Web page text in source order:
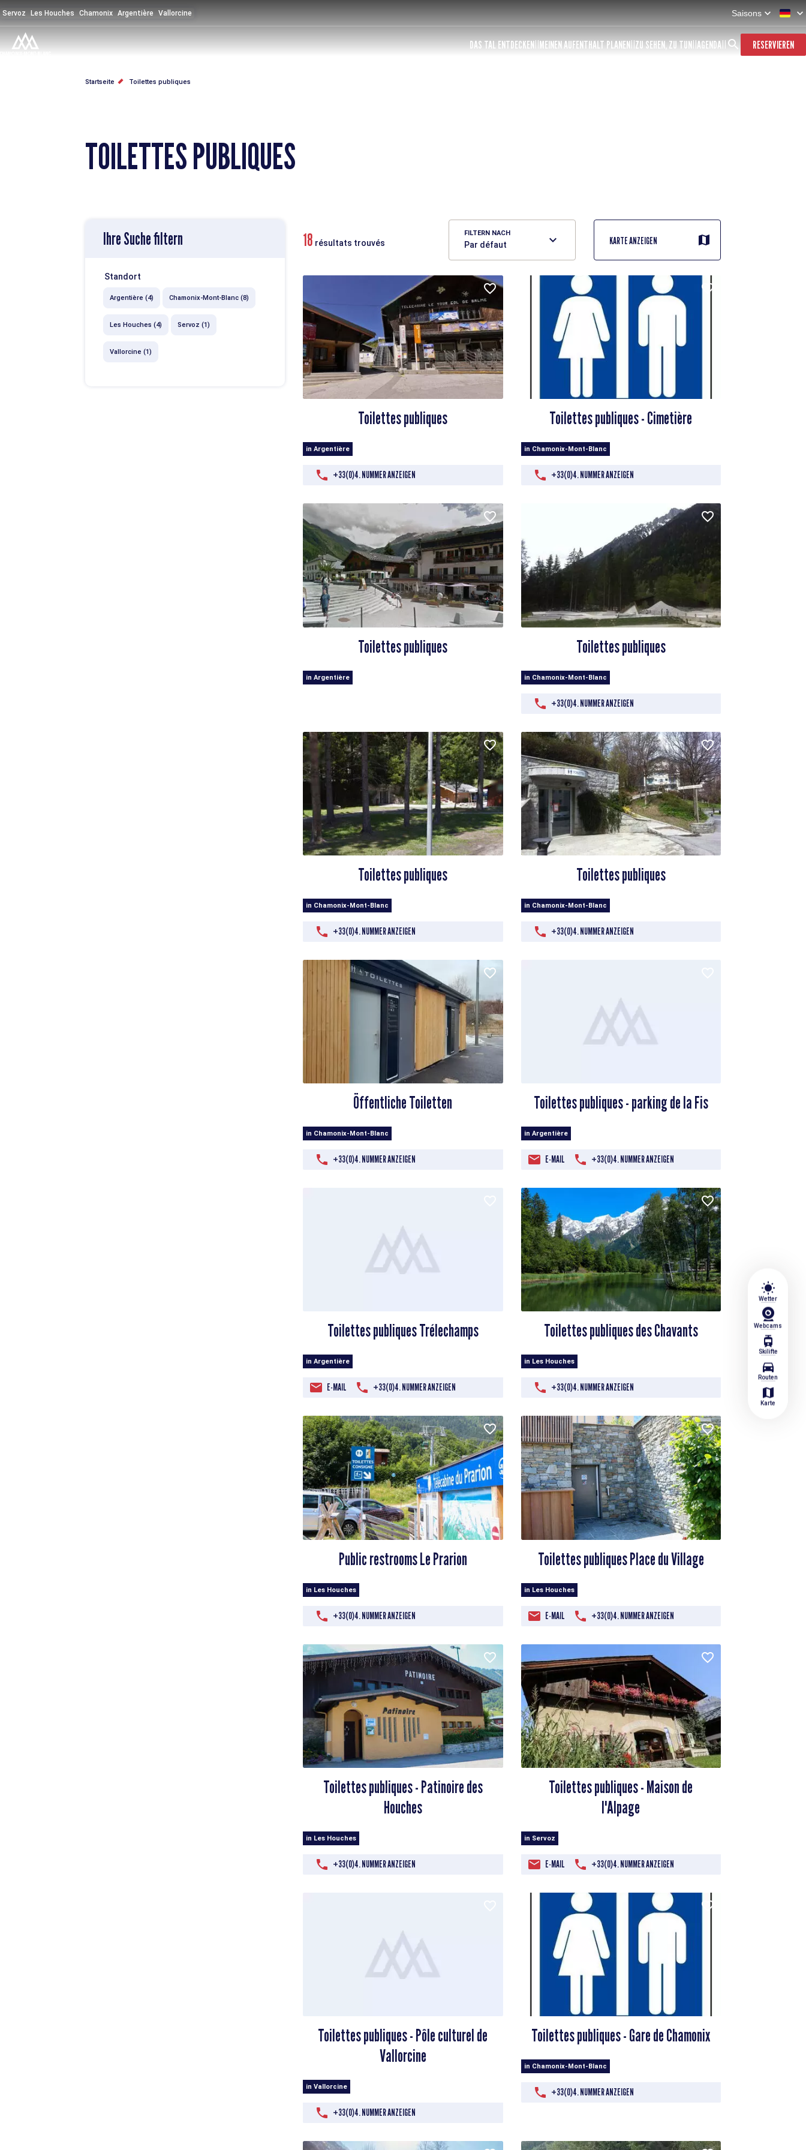
zum
Inhalt
Servoz Les Houches Chamonix Argentière Vallorcine Saisons
DAS TAL ENTDECKEN MEINEN AUFENTHALT PLANEN ZU SEHEN, ZU TUN AGENDA
wb_sunny
Wetter
Webcams
tram
Skilifte
directions_car
Routen
map
Karte
RESERVIEREN
PFADNAVIGATION
Startseite Toilettes publiques
TOILETTES PUBLIQUES
Ihre Suche filtern
Standort
Argentière (4) Chamonix-Mont-Blanc (8)
Les Houches (4) Servoz (1)
Vallorcine (1)
18 résultats trouvés
FILTERN NACH
KARTE ANZEIGEN
Toilettes publiques
in Argentière
+33(0)4. NUMMER ANZEIGEN
Toilettes publiques - Cimetière
in Chamonix-Mont-Blanc
+33(0)4. NUMMER ANZEIGEN
Toilettes publiques
in Argentière
Toilettes publiques
in Chamonix-Mont-Blanc
+33(0)4. NUMMER ANZEIGEN
Toilettes publiques
in Chamonix-Mont-Blanc
+33(0)4. NUMMER ANZEIGEN
Toilettes publiques
in Chamonix-Mont-Blanc
+33(0)4. NUMMER ANZEIGEN
Öffentliche Toiletten
in Chamonix-Mont-Blanc
+33(0)4. NUMMER ANZEIGEN
Toilettes publiques - parking de la Fis
in Argentière
E-MAIL +33(0)4. NUMMER ANZEIGEN
Toilettes publiques Trélechamps
in Argentière
E-MAIL +33(0)4. NUMMER ANZEIGEN
Toilettes publiques des Chavants
in Les Houches
+33(0)4. NUMMER ANZEIGEN
Public restrooms Le Prarion
in Les Houches
+33(0)4. NUMMER ANZEIGEN
Toilettes publiques Place du Village
in Les Houches
E-MAIL +33(0)4. NUMMER ANZEIGEN
Toilettes publiques - Patinoire des
Houches
in Les Houches
+33(0)4. NUMMER ANZEIGEN
Toilettes publiques - Maison de
l'Alpage
in Servoz
E-MAIL +33(0)4. NUMMER ANZEIGEN
Toilettes publiques - Pôle culturel de
Vallorcine
in Vallorcine
+33(0)4. NUMMER ANZEIGEN
Toilettes publiques - Gare de Chamonix
in Chamonix-Mont-Blanc
+33(0)4. NUMMER ANZEIGEN